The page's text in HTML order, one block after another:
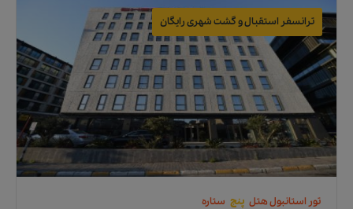
ترانسفر استقبال و گشت شهری رایگان
تور استانبولهتل پنج ستاره